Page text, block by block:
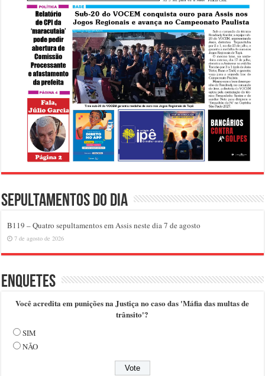
Sepultamentos do dia
B119 – Quatro sepultamentos em Assis neste dia 7 de agosto
7 de agosto de 2026
Enquetes
Você acredita em punições na Justiça no caso das 'Máfia das multas de
trânsito'?
SIM
NÃO